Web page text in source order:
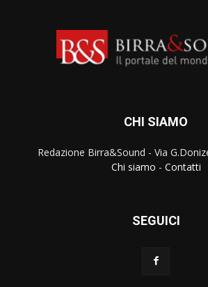
CHI SIAMO
Redazione Birra&Sound - Via
Chi siamo - Contatti
SEGUICI